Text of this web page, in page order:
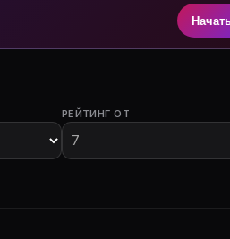
РЕЙТИНГ ОТ